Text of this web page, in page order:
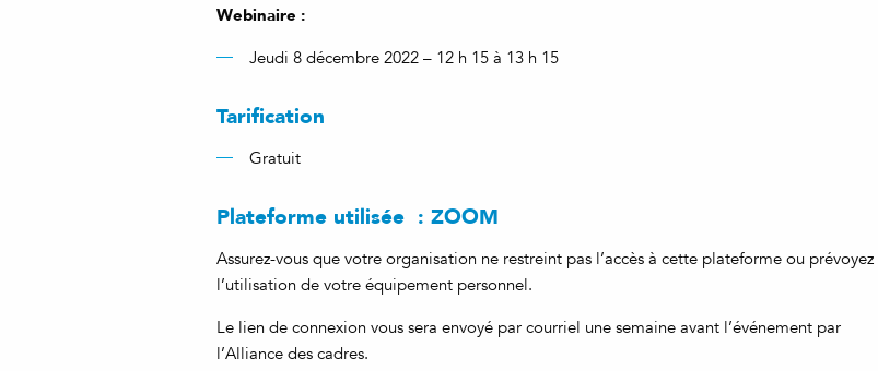
Webinaire :
Jeudi 8 décembre 2022 – 12 h 15 à 13 h 15
Tarification
Gratuit
Plateforme utilisée : ZOOM
Assurez-vous que votre organisation ne restreint pas l’accès à cette plateforme ou prévoyez
l’utilisation de votre équipement personnel.
Le lien de connexion vous sera envoyé par courriel une semaine avant l’événement par
l’Alliance des cadres.